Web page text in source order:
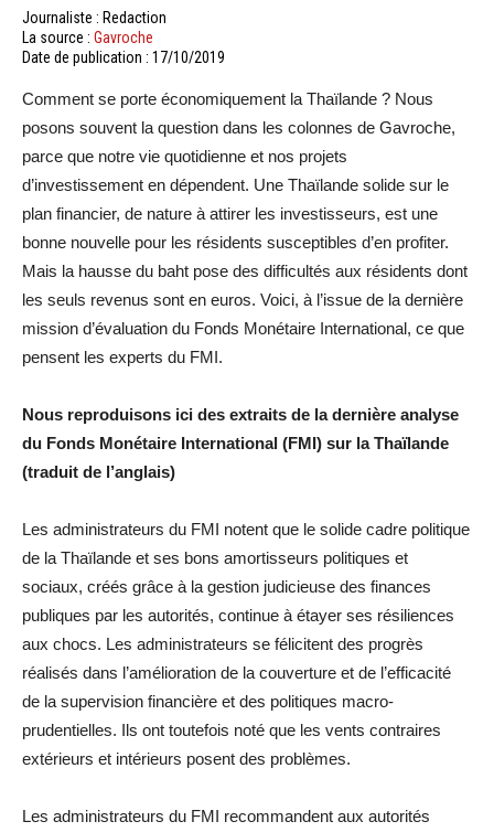
Journaliste : Redaction
La source : Gavroche
Date de publication : 17/10/2019
Comment se porte économiquement la Thaïlande ? Nous
posons souvent la question dans les colonnes de Gavroche,
parce que notre vie quotidienne et nos projets
d’investissement en dépendent. Une Thaïlande solide sur le
plan financier, de nature à attirer les investisseurs, est une
bonne nouvelle pour les résidents susceptibles d’en profiter.
Mais la hausse du baht pose des difficultés aux résidents dont
les seuls revenus sont en euros. Voici, à l’issue de la dernière
mission d’évaluation du Fonds Monétaire International, ce que
pensent les experts du FMI.
Nous reproduisons ici des extraits de la dernière analyse
du Fonds Monétaire International (FMI) sur la Thaïlande
(traduit de l’anglais)
Les administrateurs du FMI notent que le solide cadre politique
de la Thaïlande et ses bons amortisseurs politiques et
sociaux, créés grâce à la gestion judicieuse des finances
publiques par les autorités, continue à étayer ses résiliences
aux chocs. Les administrateurs se félicitent des progrès
réalisés dans l’amélioration de la couverture et de l’efficacité
de la supervision financière et des politiques macro-
prudentielles. Ils ont toutefois noté que les vents contraires
extérieurs et intérieurs posent des problèmes.
Les administrateurs du FMI recommandent aux autorités